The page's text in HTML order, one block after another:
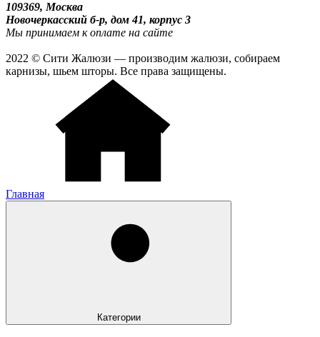
109369, Москва
Новочеркасский б-р, дом 41, корпус 3
Мы принимаем к оплате на сайте
2022 © Сити Жалюзи — производим жалюзи, собираем
карнизы, шьем шторы. Все права защищены.
Главная
Категории